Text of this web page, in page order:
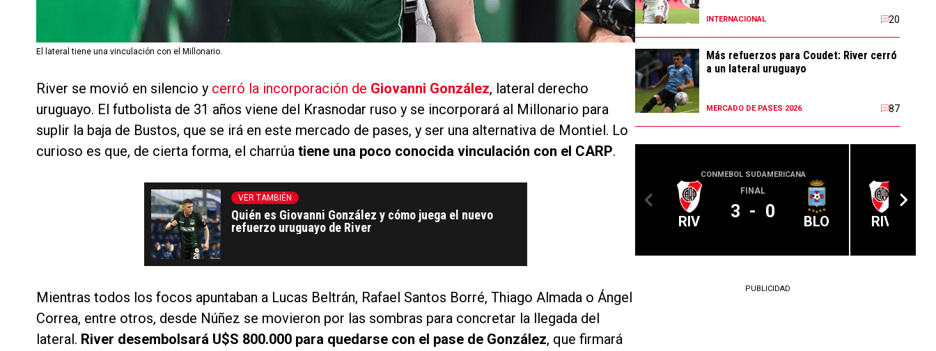
El lateral tiene una vinculación con el Millonario.
River se movió en silencio y cerró la incorporación de Giovanni González, lateral derecho
uruguayo. El futbolista de 31 años viene del Krasnodar ruso y se incorporará al Millonario para
suplir la baja de Bustos, que se irá en este mercado de pases, y ser una alternativa de Montiel. Lo
curioso es que, de cierta forma, el charrúa tiene una poco conocida vinculación con el CARP.
VER TAMBIÉN
Quién es Giovanni González y cómo juega el nuevo
refuerzo uruguayo de River
Mientras todos los focos apuntaban a Lucas Beltrán, Rafael Santos Borré, Thiago Almada o Ángel
Correa, entre otros, desde Núñez se movieron por las sombras para concretar la llegada del
lateral. River desembolsará U$S 800.000 para quedarse con el pase de González, que firmará
INTERNACIONAL 20
Más refuerzos para Coudet: River cerró
a un lateral uruguayo
MERCADO DE PASES 2026 87
CONMEBOL SUDAMERICANA
RIV
FINAL
3 - 0 BLO RIV
PUBLICIDAD